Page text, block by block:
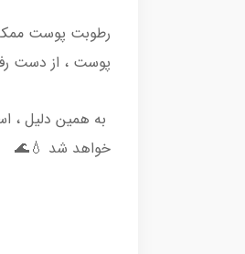
رطوبت پوست
پوست ، از دست
به همین دلیل ،
خواهد شد 💧🌊